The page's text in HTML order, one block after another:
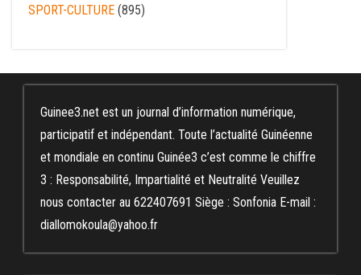
SPORT-CULTURE (895)
Guinee3.net est un journal d’information numérique,
participatif et indépendant. Toute l’actualité Guinéenne
et mondiale en continu Guinée3 c’est comme le chiffre
3 : Responsabilité, Impartialité et Neutralité Veuillez
nous contacter au 622407691 Siège : Sonfonia E-mail :
diallomokoula@yahoo.fr